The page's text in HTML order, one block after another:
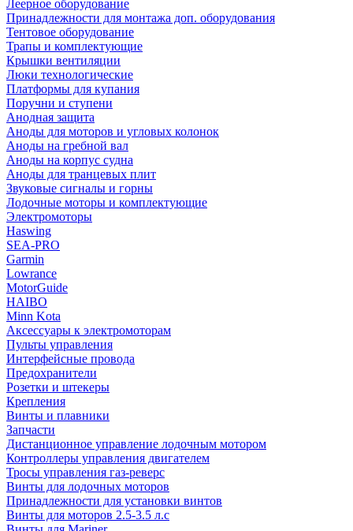
Леерное оборудование
Принадлежности для монтажа доп. оборудования
Тентовое оборудование
Трапы и комплектующие
Крышки вентиляции
Люки технологические
Платформы для купания
Поручни и ступени
Анодная защита
Аноды для моторов и угловых колонок
Аноды на гребной вал
Аноды на корпус судна
Аноды для транцевых плит
Звуковые сигналы и горны
Лодочные моторы и комплектующие
Электромоторы
Haswing
SEA-PRO
Garmin
Lowrance
MotorGuide
HAIBO
Minn Kota
Аксессуары к электромоторам
Пульты управления
Интерфейсные провода
Предохранители
Розетки и штекеры
Крепления
Винты и плавники
Запчасти
Дистанционное управление лодочным мотором
Контроллеры управления двигателем
Тросы управления газ-реверс
Винты для лодочных моторов
Принадлежности для установки винтов
Винты для моторов 2.5-3.5 л.с